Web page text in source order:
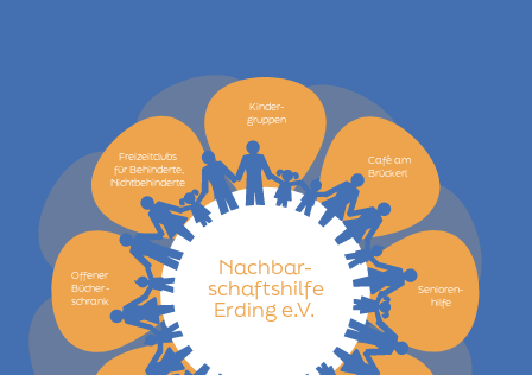
Kinder-
gruppen
Offener
Bücher-
schrank
Senioren-
hilfe
Cafè am
Brückerl
Freizeitclubs
für Behinderte,
Nichtbehinderte
Nachbar-
schaftshilfe
Erding e.V.